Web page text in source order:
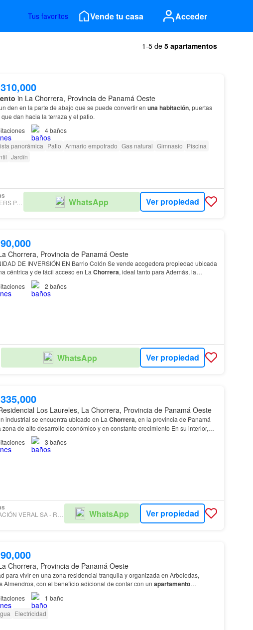
Tus favoritos Vende tu casa Acceder
1-5 de 5 apartamentos
in La Chorrera, Provincia de Panamá Oeste
den en la parte de abajo que se puede convertir en una habitación, puertas
dan hacia la terraza y el patio.
4baños
panorámica Patio Armario empotrado Gas natural Gimnasio Piscina
Jardín
COWORKERS PANAMÁ WhatsApp Ver propiedad
Chorrera, Provincia de Panamá Oeste
INVERSIÓN EN Barrio Colón Se vende acogedora propiedad ubicada
céntrica y de fácil acceso en La Chorrera, ideal tanto para Además, la
un
apartamento
2 baños
WhatsApp Ver propiedad
Los Laureles, La Chorrera, Provincia de Panamá Oeste
industrial se encuentra ubicado en La Chorrera, en la provincia de Panamá
zona de alto desarrollo económico y en constante crecimiento En su interior,
1 Habitacion
3 baños
CORPORACIÓN VERAL SA - RUC 2531311-1-823422 60 WhatsApp Ver propiedad
Chorrera, Provincia de Panamá Oeste
para vivir en una zona residencial tranquila y organizada en Arboledas,
Almendros, con el beneficio adicional de contar con un apartamento
en la parte delantera con: – Sala y comedor – Ár…
1 baño
Electricidad